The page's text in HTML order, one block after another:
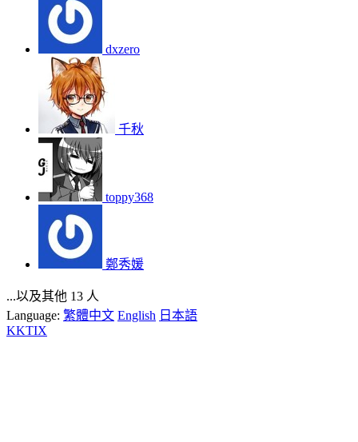
dxzero
千秋
toppy368
鄭秀媛
...以及其他 13 人
Language: 繁體中文 English 日本語
KKTIX